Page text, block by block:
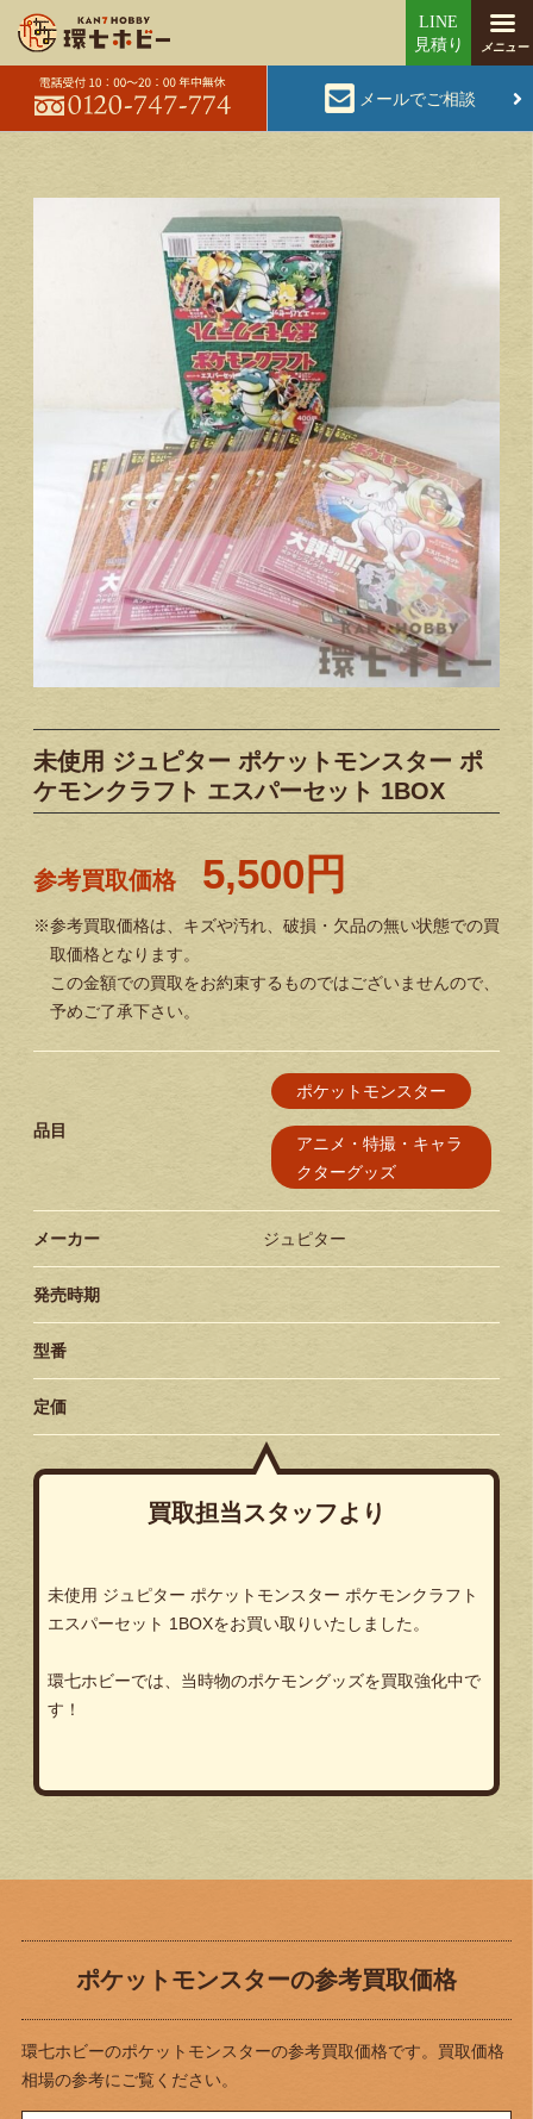
メールでご相談
未使用 ジュピター ポケットモンスター ポ
ケモンクラフト エスパーセット 1BOX
参考買取価格 5,500円
※参考買取価格は、キズや汚れ、破損・欠品の無い状態での買
取価格となります。
この金額での買取をお約束するものではございませんので、
予めご了承下さい。
品目
ポケットモンスター
アニメ・特撮・キャラ
クターグッズ
メーカー ジュピター
発売時期
型番
定価
買取担当スタッフより
未使用 ジュピター ポケットモンスター ポケモンクラフト
エスパーセット 1BOXをお買い取りいたしました。
環七ホビーでは、当時物のポケモングッズを買取強化中で
す！
ポケットモンスターの参考買取価格
環七ホビーのポケットモンスターの参考買取価格です。買取価格
相場の参考にご覧ください。